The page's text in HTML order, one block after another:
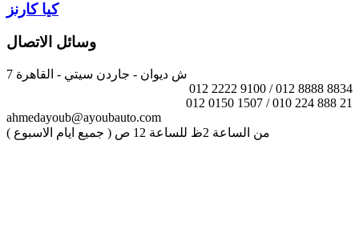
كيا كارنز
وسائل الاتصال
7 ش ديوان - جاردن سيتي - القاهرة
012 2222 9100 / 012 8888 8834
012 0150 1507 / 010 224 888 21
ahmedayoub@ayoubauto.com
( جميع ايام الاسبوع ) من الساعة 2ظ للساعة 12 ص